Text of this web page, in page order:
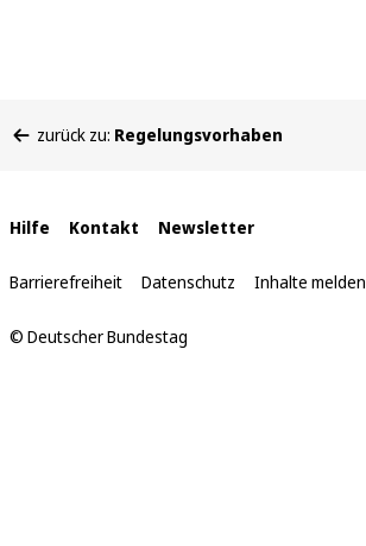
befinden
zurück zu: Regelungsvorhaben
Interne
Links
Hilfe Kontakt Newsletter
Barrierefreiheit Datenschutz Inhalte melden
© Deutscher Bundestag